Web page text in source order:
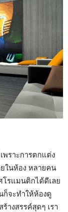
ราะการตกแต่ง
ในห้อง หลายคน
โรแมนติกได้ดีเลย
ก็จะทำให้ห้องดู
างสรรค์สุดๆ เรา